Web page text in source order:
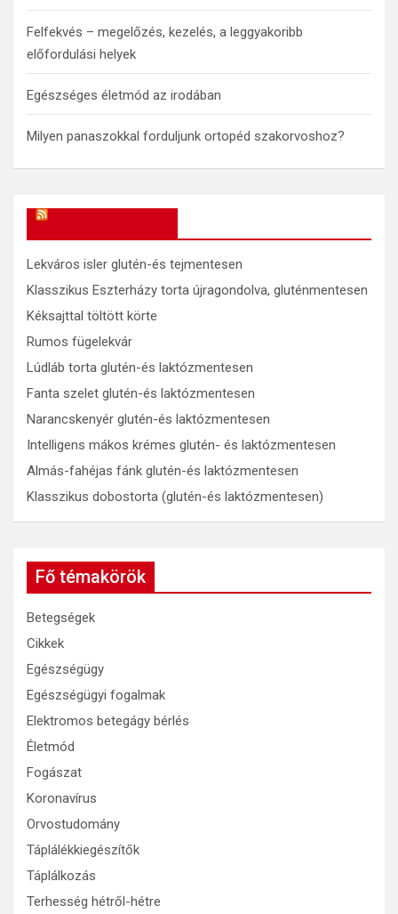
Felfekvés – megelőzés, kezelés, a leggyakoribb
előfordulási helyek
Egészséges életmód az irodában
Milyen panaszokkal forduljunk ortopéd szakorvoshoz?
Lekváros isler glutén-és tejmentesen
Klasszikus Eszterházy torta újragondolva, gluténmentesen
Kéksajttal töltött körte
Rumos fügelekvár
Lúdláb torta glutén-és laktózmentesen
Fanta szelet glutén-és laktózmentesen
Narancskenyér glutén-és laktózmentesen
Intelligens mákos krémes glutén- és laktózmentesen
Almás-fahéjas fánk glutén-és laktózmentesen
Klasszikus dobostorta (glutén-és laktózmentesen)
Fő témakörök
Betegségek
Cikkek
Egészségügy
Egészségügyi fogalmak
Elektromos betegágy bérlés
Életmód
Fogászat
Koronavírus
Orvostudomány
Táplálékkiegészítők
Táplálkozás
Terhesség hétről-hétre